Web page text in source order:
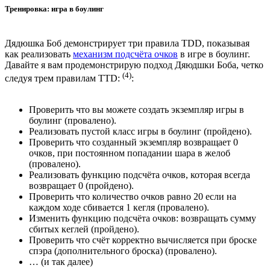
Тренировка: игра в боулинг
Дядюшка Боб демонстрирует три правила TDD, показывая
как реализовать механизм подсчёта очков в игре в боулинг.
Давайте я вам продемонстрирую подход Дяюдшки Боба, четко
следуя трем правилам TTD: (4):
Проверить что вы можете создать экземпляр игры в
боулинг (провалено).
Реализовать пустой класс игры в боулинг (пройдено).
Проверить что созданный экземпляр возвращает 0
очков, при постоянном попадании шара в желоб
(провалено).
Реализовать функцию подсчёта очков, которая всегда
возвращает 0 (пройдено).
Проверить что количество очков равно 20 если на
каждом ходе сбивается 1 кегля (провалено).
Изменить функцию подсчёта очков: возвращать сумму
сбитых кеглей (пройдено).
Проверить что счёт корректно вычисляется при броске
спэра (дополнительного броска) (провалено).
… (и так далее)